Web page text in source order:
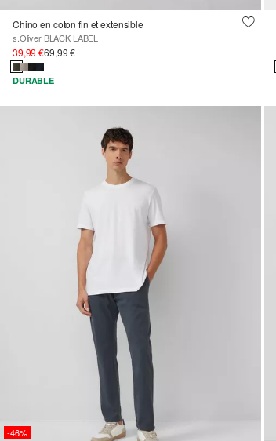
Chino en coton fin et extensible
s.Oliver BLACK LABEL
39,99 €69,99 €
DURABLE
-46%